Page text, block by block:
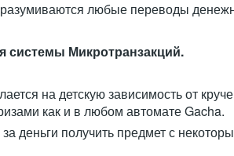
любые переводы
системы Микротранзакций.
на детскую зависимость от
как и в любом автомате Gacha.
за деньги получить предмет с